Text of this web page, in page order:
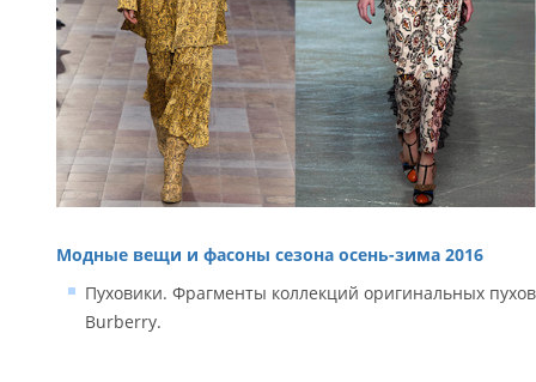
Модные вещи и фасоны сезона осень-зима 2016
Пуховики. Фрагменты коллекций оригинальных
Burberry.